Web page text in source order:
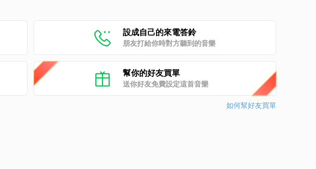
設成自己的來電答鈴
朋友打給你時對方聽到的音樂
幫你的好友買單
送你好友免費設定這首音樂
如何幫好友買單